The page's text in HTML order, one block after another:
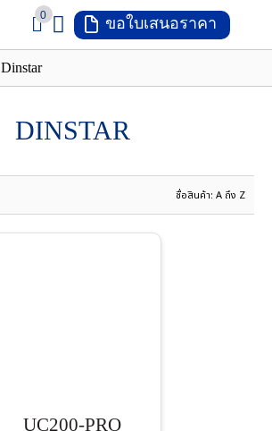
0 ขอใบเสนอราคา
Dinstar
DINSTAR
UC200-PRO